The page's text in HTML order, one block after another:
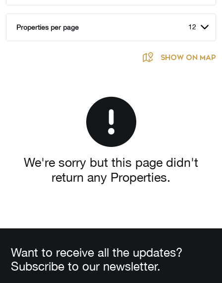
Properties per page 12
SHOW ON MAP
We're sorry but this page didn't
return any Properties.
Want to receive all the updates?
Subscribe to our newsletter.